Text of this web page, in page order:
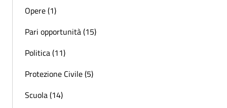
Opere (1)
Pari opportunità (15)
Politica (11)
Protezione Civile (5)
Scuola (14)